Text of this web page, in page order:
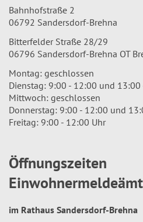
Bahnhofstraße 2
06792 Sandersdorf-Brehna
Bitterfelder Straße 28/29
06796 Sandersdorf-Brehna OT
Montag: geschlossen
Dienstag: 9:00 - 12:00 und 13:00
Mittwoch: geschlossen
Donnerstag: 9:00 - 12:00 und
Freitag: 9:00 - 12:00 Uhr
Öffnungszeiten
im Rathaus Sandersdorf-Brehna